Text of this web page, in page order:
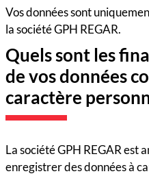
Vos données sont
la société GPH REGAR.
Quels sont les
de vos données
caractère
La société GPH REGAR est
enregistrer des données à